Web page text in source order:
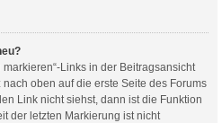
Links in der Beitragsansicht
oben auf die erste Seite des Forums
Link nicht siehst, dann ist die Funktion
der letzten Markierung ist nicht